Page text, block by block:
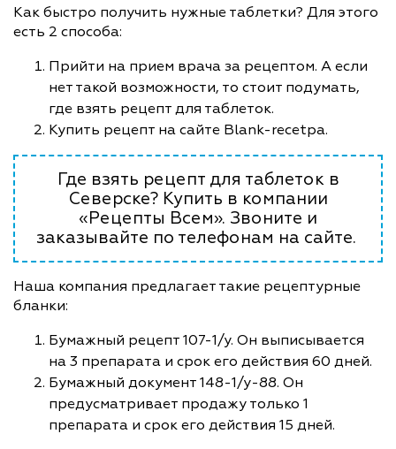
Как быстро получить нужные таблетки? Для этого
есть 2 способа:
Прийти на прием врача за рецептом. А если
нет такой возможности, то стоит подумать,
где взять рецепт для таблеток.
Купить рецепт на сайте Blank-recetpa.
Где взять рецепт для таблеток в
Северске? Купить в компании
«Рецепты Всем». Звоните и
заказывайте по телефонам на сайте.
Наша компания предлагает такие рецептурные
бланки:
Бумажный рецепт 107-1/у. Он выписывается
на 3 препарата и срок его действия 60 дней.
Бумажный документ 148-1/у-88. Он
предусматривает продажу только 1
препарата и срок его действия 15 дней.